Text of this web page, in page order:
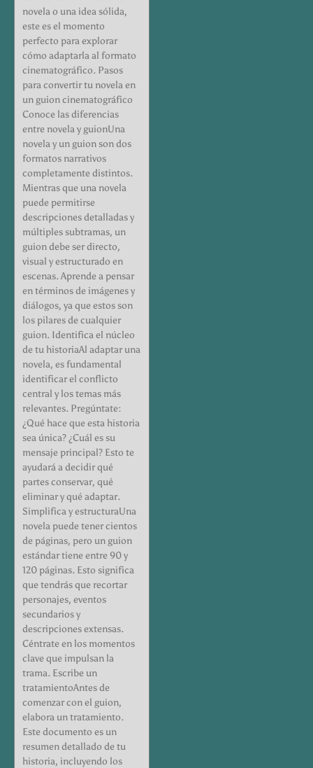
novela o una idea sólida,
este es el momento
perfecto para explorar
cómo adaptarla al formato
cinematográfico. Pasos
para convertir tu novela en
un guion cinematográfico
Conoce las diferencias
entre novela y guionUna
novela y un guion son dos
formatos narrativos
completamente distintos.
Mientras que una novela
puede permitirse
descripciones detalladas y
múltiples subtramas, un
guion debe ser directo,
visual y estructurado en
escenas. Aprende a pensar
en términos de imágenes y
diálogos, ya que estos son
los pilares de cualquier
guion. Identifica el núcleo
de tu historiaAl adaptar una
novela, es fundamental
identificar el conflicto
central y los temas más
relevantes. Pregúntate:
¿Qué hace que esta historia
sea única? ¿Cuál es su
mensaje principal? Esto te
ayudará a decidir qué
partes conservar, qué
eliminar y qué adaptar.
Simplifica y estructuraUna
novela puede tener cientos
de páginas, pero un guion
estándar tiene entre 90 y
120 páginas. Esto significa
que tendrás que recortar
personajes, eventos
secundarios y
descripciones extensas.
Céntrate en los momentos
clave que impulsan la
trama. Escribe un
tratamientoAntes de
comenzar con el guion,
elabora un tratamiento.
Este documento es un
resumen detallado de tu
historia, incluyendo los